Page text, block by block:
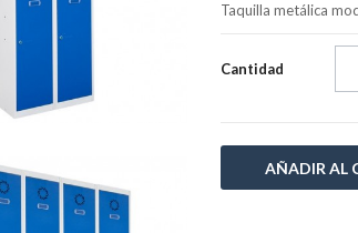
Taquilla metálica
Cantidad
AÑADIR AL